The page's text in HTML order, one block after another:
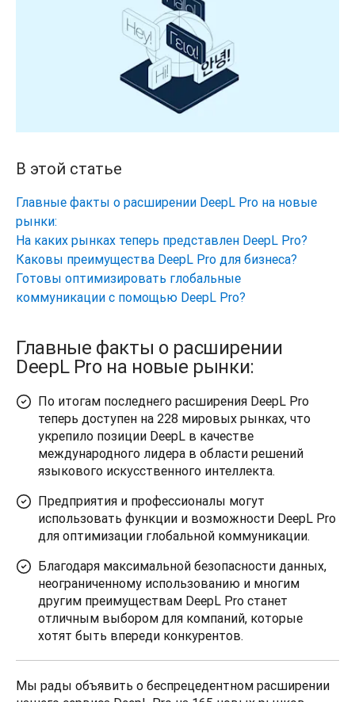
В этой статье
Главные факты о расширении DeepL Pro на новые
рынки:
На каких рынках теперь представлен DeepL Pro?
Каковы преимущества DeepL Pro для бизнеса?
Готовы оптимизировать глобальные
коммуникации с помощью DeepL Pro?
Главные факты о расширении
DeepL Pro на новые рынки:
По итогам последнего расширения DeepL Pro
теперь доступен на 228 мировых рынках, что
укрепило позиции DeepL в качестве
международного лидера в области решений
языкового искусственного интеллекта.
Предприятия и профессионалы могут
использовать функции и возможности DeepL Pro
для оптимизации глобальной коммуникации.
Благодаря максимальной безопасности данных,
неограниченному использованию и многим
другим преимуществам DeepL Pro станет
отличным выбором для компаний, которые
хотят быть впереди конкурентов.
Мы рады объявить о беспрецедентном расширении